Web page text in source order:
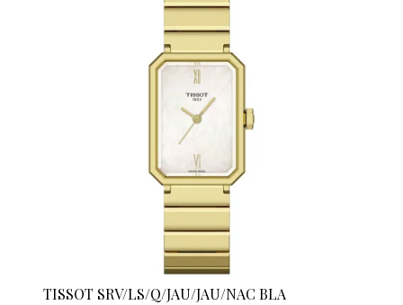
TISSOT SRV/LS/Q/JAU/JAU/NAC BLA